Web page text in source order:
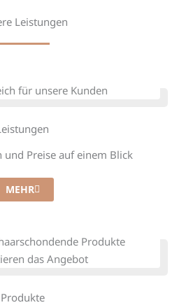
Leistungen
und Preise auf einem Blick
MEHR
Produkte